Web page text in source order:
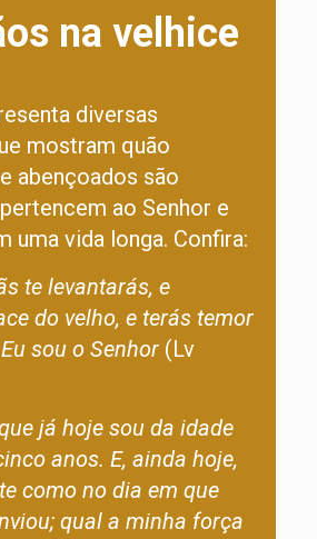
na velhice
diversas
mostram quão
abençoados são
ao Senhor e
uma vida longa. Confira:
te levantarás, e
do velho, e terás temor
sou o Senhor (Lv
já hoje sou da idade
anos. E, ainda hoje,
como no dia em que
qual a minha força